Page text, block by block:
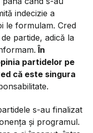
indecizie a
le formulam. Cred
partide, adică la
În
partidelor pe
că este singura
s-au finalizat
și programul.